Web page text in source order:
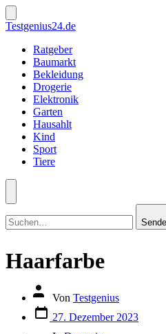
Zum
Inhalt
springen
Suche
ein-/ausblenden
Testgenius24.de
Ratgeber
Baumarkt
Bekleidung
Drogerie
Elektronik
Garten
Hausahlt
Kind
Sport
Tiere
Menü
nach:
Haarfarbe
Autor
Beitrags
Von Testgenius
Datum
des 27. Dezember 2023